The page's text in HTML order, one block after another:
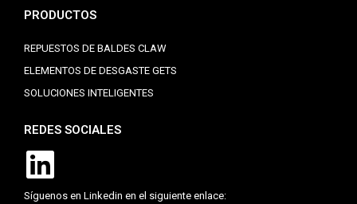
PRODUCTOS
REPUESTOS DE BALDES CLAW
ELEMENTOS DE DESGASTE GETS
SOLUCIONES INTELIGENTES
REDES SOCIALES
Síguenos en Linkedin en el siguiente enlace: